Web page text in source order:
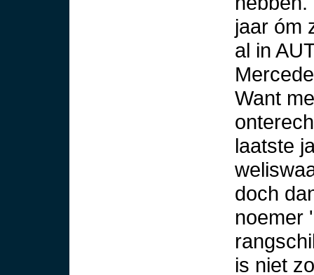
jaar óm
al in
Want
laatste
doch
noemer
is niet